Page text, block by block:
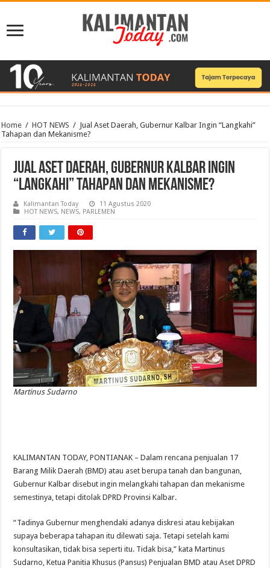
Home / HOT NEWS / Jual Aset Daerah, Gubernur Kalbar Ingin “Langkahi”
Tahapan dan Mekanisme?
Jual Aset Daerah, Gubernur Kalbar Ingin
“Langkahi” Tahapan dan Mekanisme?
Kalimantan Today
11 Agustus 2020
HOT NEWS, NEWS, PARLEMEN
Martinus Sudarno
KALIMANTAN TODAY, PONTIANAK – Dalam rencana penjualan 17
Barang Milik Daerah (BMD) atau aset berupa tanah dan bangunan,
Gubernur Kalbar disebut ingin melangkahi tahapan dan mekanisme
semestinya, tetapi ditolak DPRD Provinsi Kalbar.
“Tadinya Gubernur menghendaki adanya diskresi atau kebijakan
supaya beberapa tahapan itu dilewati saja. Tetapi setelah kami
konsultasikan, tidak bisa seperti itu. Tidak bisa,” kata Martinus
Sudarno, Ketua Panitia Khusus (Pansus) Penjualan BMD atau Aset DPRD